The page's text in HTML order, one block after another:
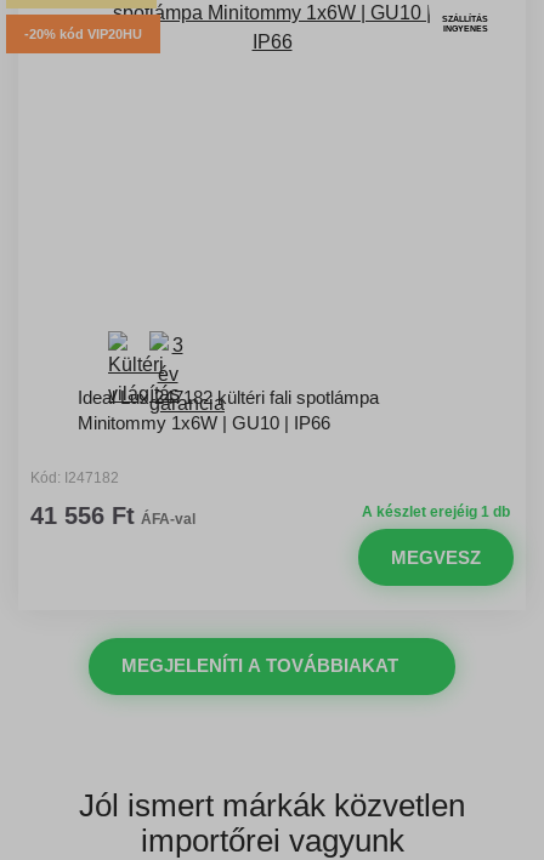
-20% kód VIP20HU
SZÁLLÍTÁS
INGYENES
Ideal Lux 247182 kültéri fali spotlámpa
Minitommy 1x6W | GU10 | IP66
Kód: I247182
A készlet erejéig 1 db
41 556 Ft ÁFA-val
MEGVESZ
MEGJELENÍTI A TOVÁBBIAKAT
Jól ismert márkák közvetlen
importőrei vagyunk